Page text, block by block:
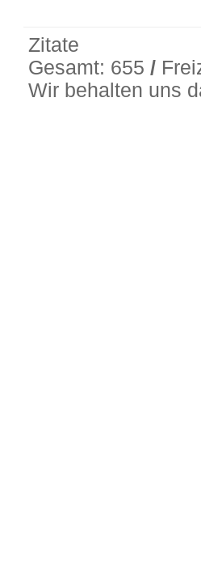
Zitate
Gesamt: 655/
Wir behalten uns